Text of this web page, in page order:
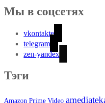
Мы в соцсетях
vkontakte
telegram
zen-yandex
Тэги
Amazon Prime Video